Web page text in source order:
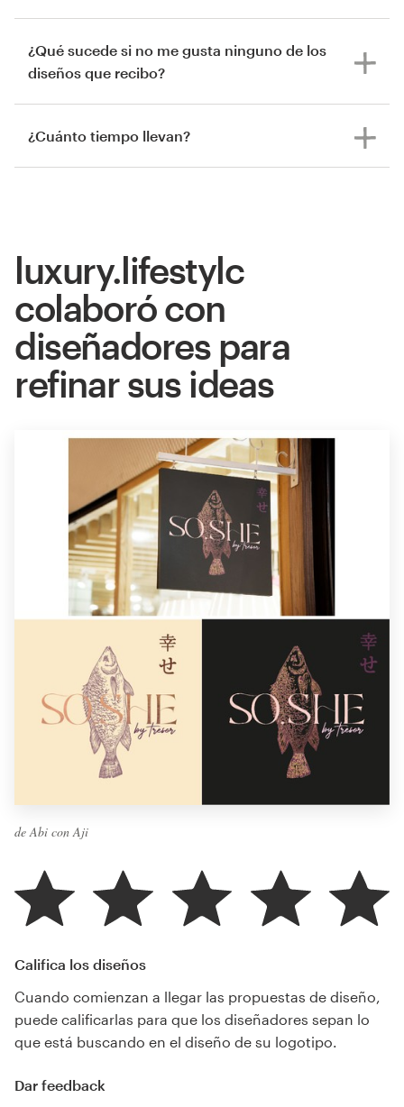
¿Qué sucede si no me gusta ninguno de los
diseños que recibo?
¿Cuánto tiempo llevan?
luxury.lifestylc
colaboró con
diseñadores para
refinar sus ideas
de Abi con Aji
Califica los diseños
Cuando comienzan a llegar las propuestas de diseño,
puede calificarlas para que los diseñadores sepan lo
que está buscando en el diseño de su logotipo.
Dar feedback